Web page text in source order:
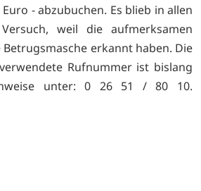
- abzubuchen. Es blieb in allen
weil die aufmerksamen
erkannt haben. Die
Rufnummer ist bislang
unter: 0 26 51 / 80 10.